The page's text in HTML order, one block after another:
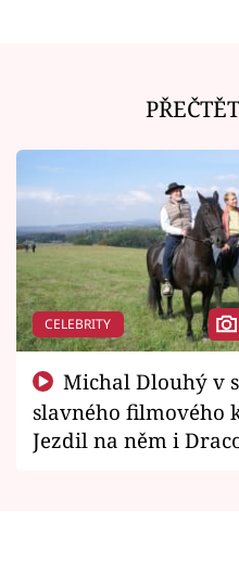
CELEBRITY
slavného filmového
Jezdil na něm i